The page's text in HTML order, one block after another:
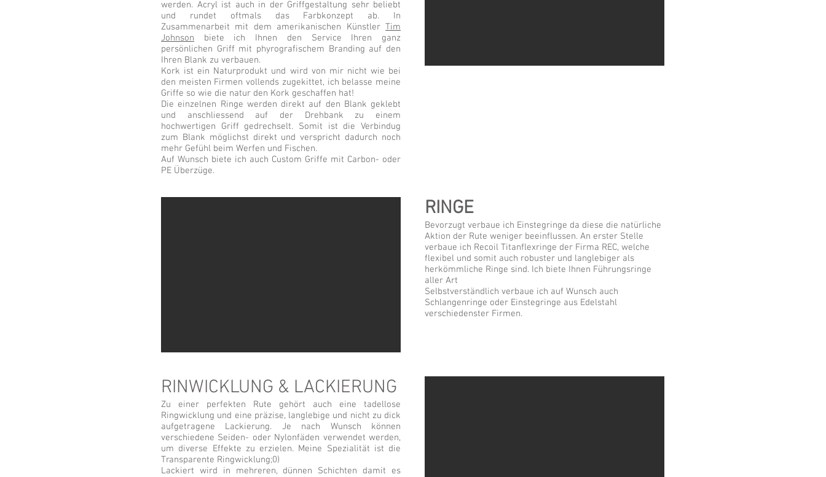
werden. Acryl ist auch in der Griffgestaltung sehr beliebt
und rundet oftmals das Farbkonzept ab. In
Zusammenarbeit mit dem amerikanischen Künstler Tim
Johnson biete ich Ihnen den Service Ihren ganz
persönlichen Griff mit phyrografischem Branding auf den
Ihren Blank zu verbauen.
Kork ist ein Naturprodukt und wird von mir nicht wie bei
den meisten Firmen vollends zugekittet, ich belasse meine
Griffe so wie die natur den Kork geschaffen hat!
Die einzelnen Ringe werden direkt auf den Blank geklebt
und anschliessend auf der Drehbank zu einem
hochwertigen Griff gedrechselt. Somit ist die Verbindug
zum Blank möglichst direkt und verspricht dadurch noch
mehr Gefühl beim Werfen und Fischen.
Auf Wunsch biete ich auch Custom Griffe mit Carbon- oder
PE Überzüge.
RINGE
Bevorzugt verbaue ich Einstegringe da diese die natürliche
Aktion der Rute weniger beeinflussen. An erster Stelle
verbaue ich Recoil Titanflexringe der Firma REC, welche
flexibel und somit auch robuster und langlebiger als
herkömmliche Ringe sind. Ich biete Ihnen Führungsringe
aller Art
Selbstverständlich verbaue ich auf Wunsch auch
Schlangenringe oder Einstegringe aus Edelstahl
verschiedenster Firmen.
RINWICKLUNG & LACKIERUNG
Zu einer perfekten Rute gehört auch eine tadellose
Ringwicklung und eine präzise, langlebige und nicht zu dick
aufgetragene Lackierung. Je nach Wunsch können
verschiedene Seiden- oder Nylonfäden verwendet werden,
um diverse Effekte zu erzielen. Meine Spezialität ist die
Transparente Ringwicklung;0)
Lackiert wird in mehreren, dünnen Schichten damit es